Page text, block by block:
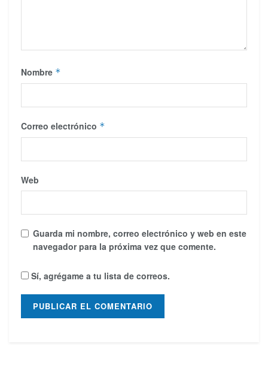
Nombre *
Correo electrónico *
Web
Guarda mi nombre, correo electrónico y web en este
navegador para la próxima vez que comente.
Sí, agrégame a tu lista de correos.